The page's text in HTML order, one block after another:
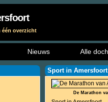
één overzicht
Nieuws Alle
Sport in Amersfoort
De Marathon